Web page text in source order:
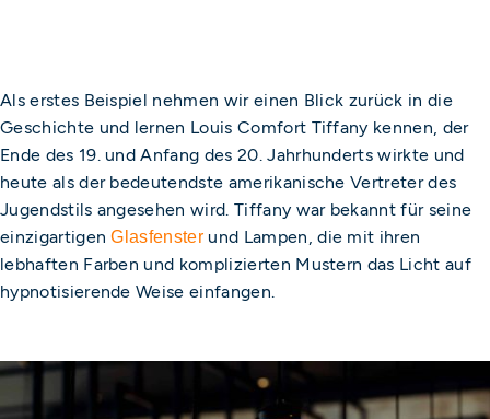
Als erstes Beispiel nehmen wir einen Blick zurück in die
Geschichte und lernen Louis Comfort Tiffany kennen, der
Ende des 19. und Anfang des 20. Jahrhunderts wirkte und
heute als der bedeutendste amerikanische Vertreter des
Jugendstils angesehen wird. Tiffany war bekannt für seine
einzigartigenGlasfenster und Lampen, die mit ihren
lebhaften Farben und komplizierten Mustern das Licht auf
hypnotisierende Weise einfangen.